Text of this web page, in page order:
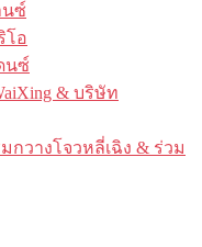
นซ์
โอ
นซ์
& บริษัท
กวางโจวหลี่เฉิง & ร่วม